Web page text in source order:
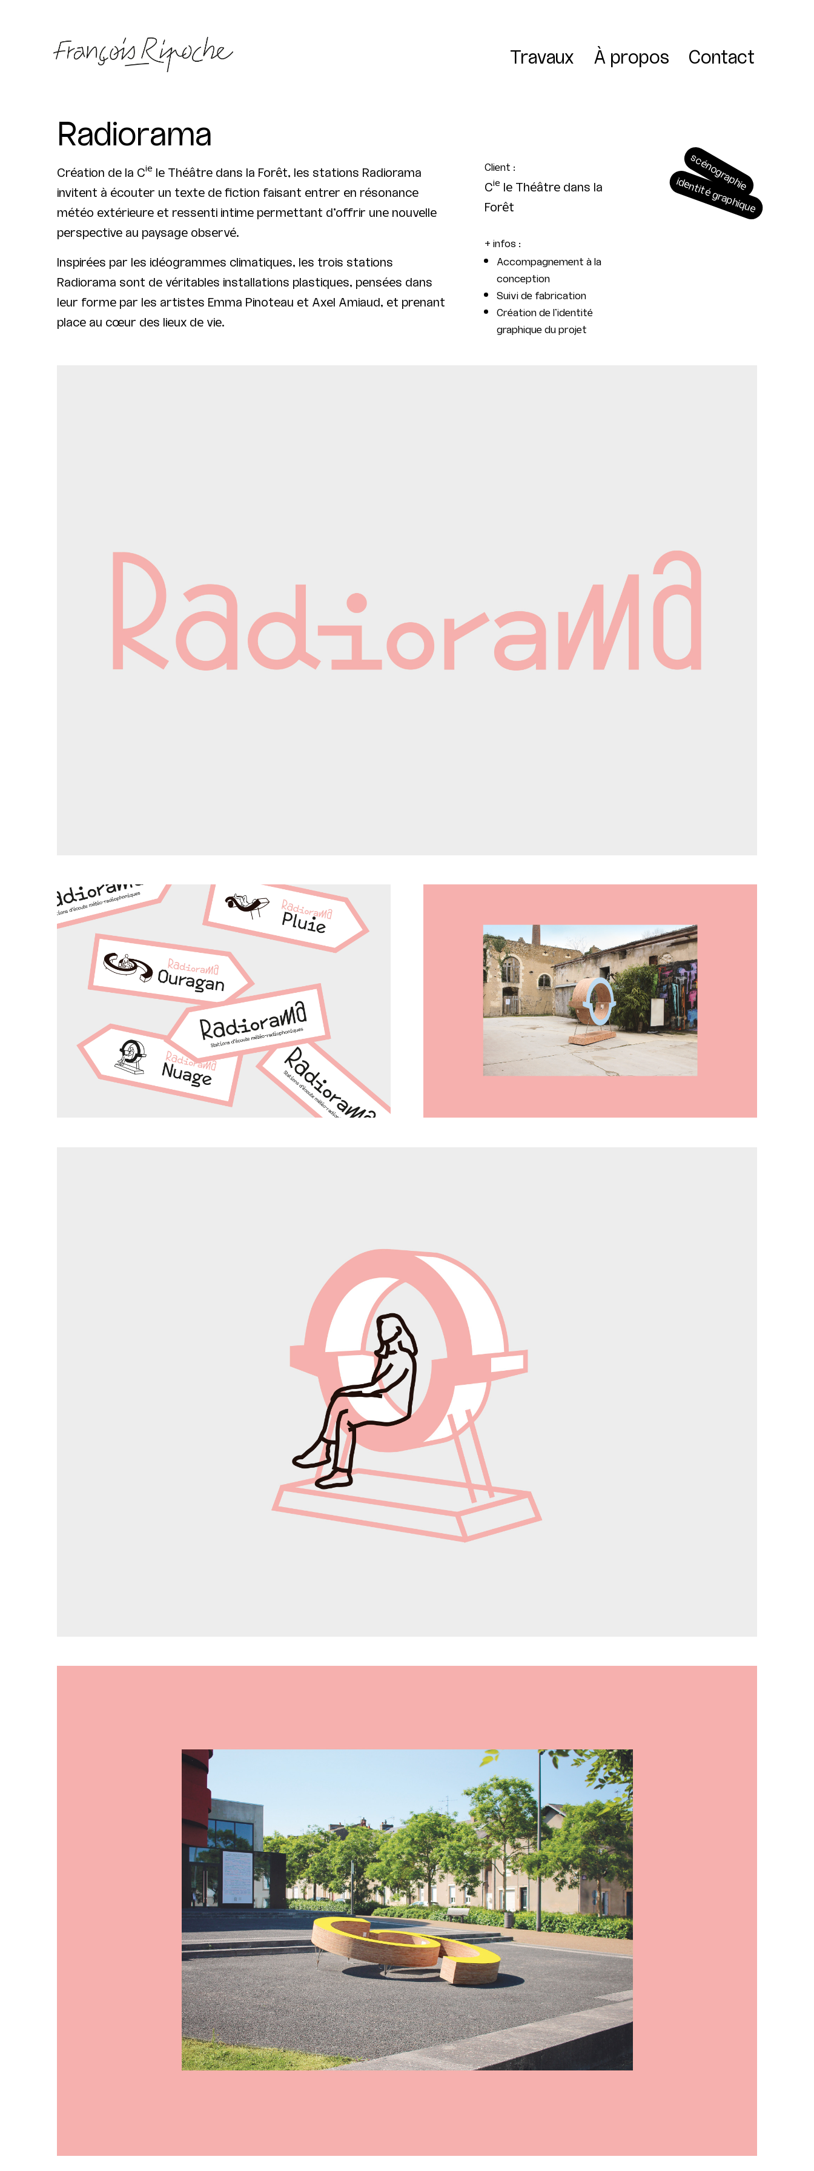
Travaux À propos Contact
Radiorama
Création de la Cie le Théâtre dans la Forêt, les stations Radiorama
invitent à écouter un texte de fiction faisant entrer en résonance
météo extérieure et ressenti intime permettant d’offrir une nouvelle
perspective au paysage observé.
Inspirées par les idéogrammes climatiques, les trois stations
Radiorama sont de véritables installations plastiques, pensées dans
leur forme par les artistes Emma Pinoteau et Axel Amiaud, et prenant
place au cœur des lieux de vie.
Client :
Cie le Théâtre dans la
Forêt
+ infos :
Accompagnement à la
conception
Suivi de fabrication
Création de l’identité
graphique du projet
scénographie
identité graphique